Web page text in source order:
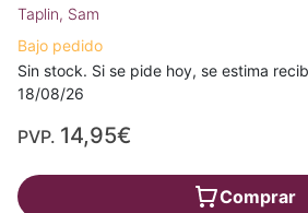
Taplin, Sam
Bajo pedido
Sin stock. Si se pide hoy, se estima
18/08/26
PVP. 14,95€
Comprar